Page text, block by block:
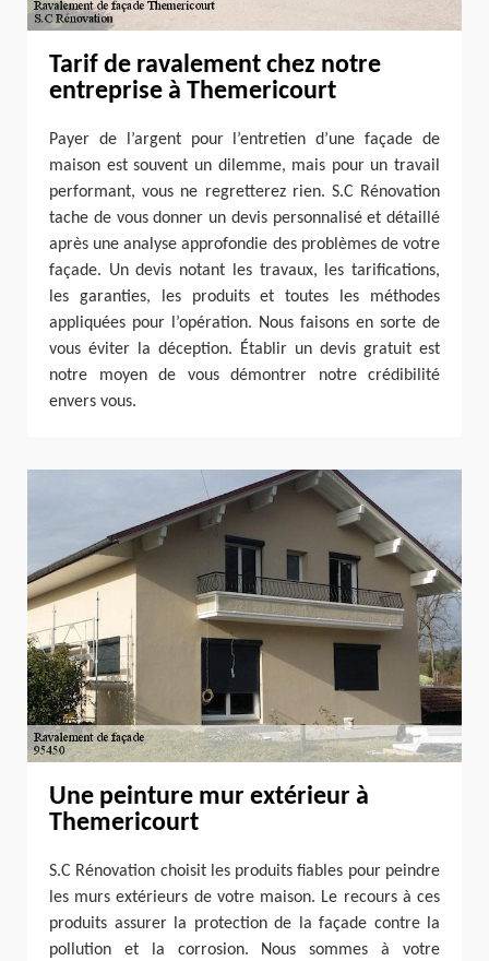
Tarif de ravalement chez notre
entreprise à Themericourt
Payer de l’argent pour l’entretien d’une façade de
maison est souvent un dilemme, mais pour un travail
performant, vous ne regretterez rien. S.C Rénovation
tache de vous donner un devis personnalisé et détaillé
après une analyse approfondie des problèmes de votre
façade. Un devis notant les travaux, les tarifications,
les garanties, les produits et toutes les méthodes
appliquées pour l’opération. Nous faisons en sorte de
vous éviter la déception. Établir un devis gratuit est
notre moyen de vous démontrer notre crédibilité
envers vous.
Une peinture mur extérieur à
Themericourt
S.C Rénovation choisit les produits fiables pour peindre
les murs extérieurs de votre maison. Le recours à ces
produits assurer la protection de la façade contre la
pollution et la corrosion. Nous sommes à votre